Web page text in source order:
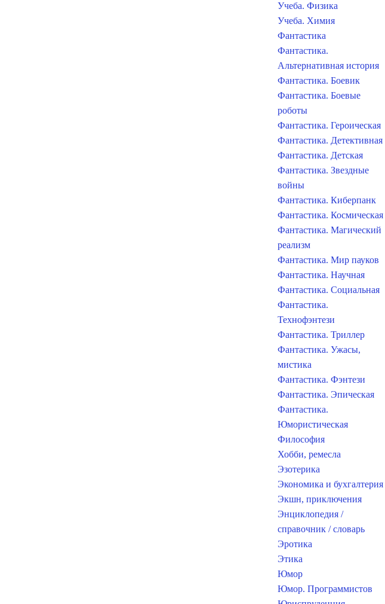
Учеба. Физика
Учеба. Химия
Фантастика
Фантастика.
Альтернативная история
Фантастика. Боевик
Фантастика. Боевые
роботы
Фантастика. Героическая
Фантастика. Детективная
Фантастика. Детская
Фантастика. Звездные
войны
Фантастика. Киберпанк
Фантастика. Космическая
Фантастика. Магический
реализм
Фантастика. Мир пауков
Фантастика. Научная
Фантастика. Социальная
Фантастика.
Технофэнтези
Фантастика. Триллер
Фантастика. Ужасы,
мистика
Фантастика. Фэнтези
Фантастика. Эпическая
Фантастика.
Юмористическая
Философия
Хобби, ремесла
Эзотерика
Экономика и бухгалтерия
Экшн, приключения
Энциклопедия /
справочник / словарь
Эротика
Этика
Юмор
Юмор. Программистов